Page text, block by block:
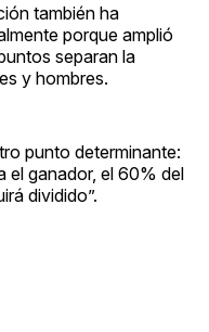
también ha
porque amplió
separan la
y hombres.
punto determinante:
el ganador, el 60% del
dividido”.